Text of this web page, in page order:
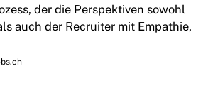
der die Perspektiven sowohl
auch der Recruiter mit Empathie,